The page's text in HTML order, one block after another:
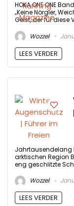
HOKA ONE ONE
„Keine Nörgler,
Geist, der für diese
Wozzel
LEES VERDER
Jahrtausendelang
arktischen Region
eng geschlitzte
Wozzel
LEES VERDER